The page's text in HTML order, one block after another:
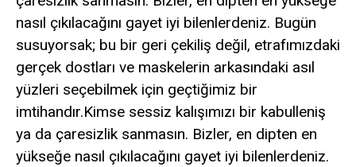
nasıl çıkılacağını gayet iyi bilenlerdeniz. Bugün
susuyorsak; bu bir geri çekiliş değil, etrafımızdaki
gerçek dostları ve maskelerin arkasındaki asıl
yüzleri seçebilmek için geçtiğimiz bir
imtihandır.Kimse sessiz kalışımızı bir kabulleniş
ya da çaresizlik sanmasın. Bizler, en dipten en
yükseğe nasıl çıkılacağını gayet iyi bilenlerdeniz.